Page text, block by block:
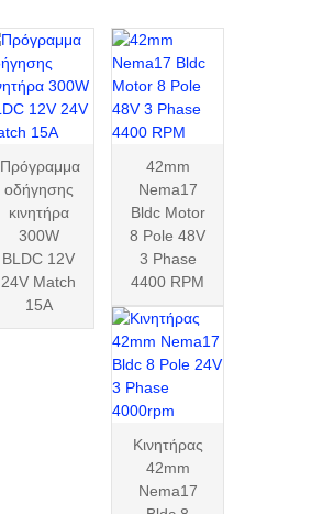
Πρόγραμμα
οδήγησης
κινητήρα
300W
BLDC 12V
24V Match
15A
42mm
Nema17
Bldc Motor
8 Pole 48V
3 Phase
4400 RPM
Κινητήρας
42mm
Nema17